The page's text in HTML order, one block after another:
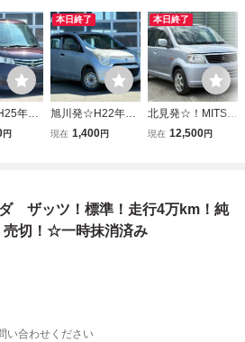
年！
ーク
円
本日終了
旭川発☆H22年！
スズキ アルト！
現在 1,400円
本日終了
北見発☆！MITSU
BISHI！三菱！eK
台！４WD！1000
現在 12,500円
ザッツ！標準！走行4万km！純
売切！☆一時抹消済み
い合わせください